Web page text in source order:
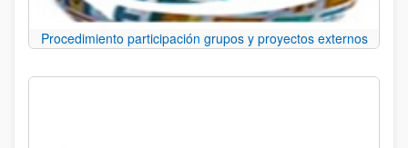
Procedimiento participación grupos y proyectos externos